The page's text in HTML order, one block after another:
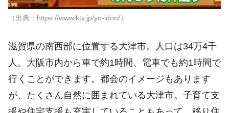
（出典：https://www.ktv.jp/yo-idon/）
滋賀県の南西部に位置する大津市。人口は34万4千
人。大阪市内から車で約1時間、電車でも約1時間で
行くことができます。都会のイメージもあります
が、たくさん自然に囲まれている大津市。子育て支